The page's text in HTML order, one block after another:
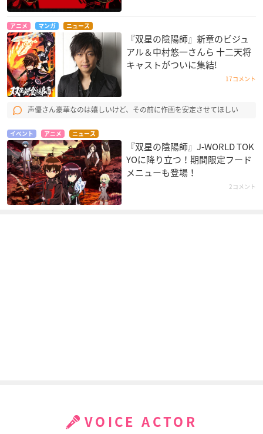
アニメ マンガ ニュース
『双星の陰陽師』新章のビジュ
アル＆中村悠一さんら 十二天将
キャストがついに集結!
17コメント
声優さん豪華なのは嬉しいけど、その前に作画を安定させてほしい
イベント アニメ ニュース
『双星の陰陽師』J-WORLD TOK
YOに降り立つ！期間限定フード
メニューも登場！
2コメント
VOICE ACTOR